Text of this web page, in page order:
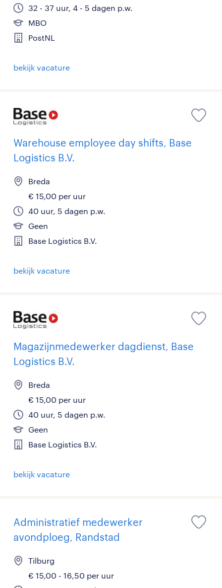
32 - 37 uur, 4 - 5 dagen p.w.
MBO
PostNL
bekijk vacature
Warehouse employee day shifts, Base
Logistics B.V.
Breda
€ 15,00 per uur
40 uur, 5 dagen p.w.
Geen
Base Logistics B.V.
bekijk vacature
Magazijnmedewerker dagdienst, Base
Logistics B.V.
Breda
€ 15,00 per uur
40 uur, 5 dagen p.w.
Geen
Base Logistics B.V.
bekijk vacature
Administratief medewerker
avondploeg, Randstad
Tilburg
€ 15,00 - 16,50 per uur